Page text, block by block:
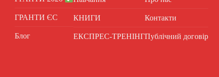
ГРАНТИ ЄС
Блог
КНИГИ
ЕКСПРЕС-ТРЕНІНГ
Контакти
Публічний договір